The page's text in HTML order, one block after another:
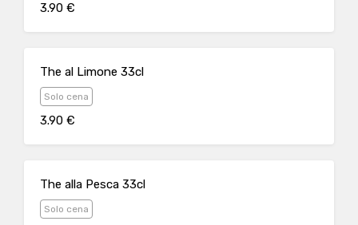
3.90 €
The al Limone 33cl
Solo cena
3.90 €
The alla Pesca 33cl
Solo cena